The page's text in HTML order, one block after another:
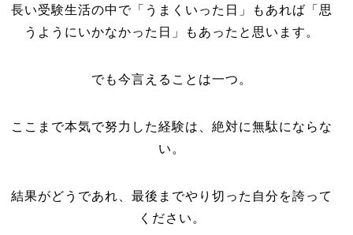
長い受験生活の中で「うまくいった日」もあれば「思
うようにいかなかった日」もあったと思います。
でも今言えることは一つ。
ここまで本気で努力した経験は、絶対に無駄にならな
い。
結果がどうであれ、最後までやり切った自分を誇って
ください。